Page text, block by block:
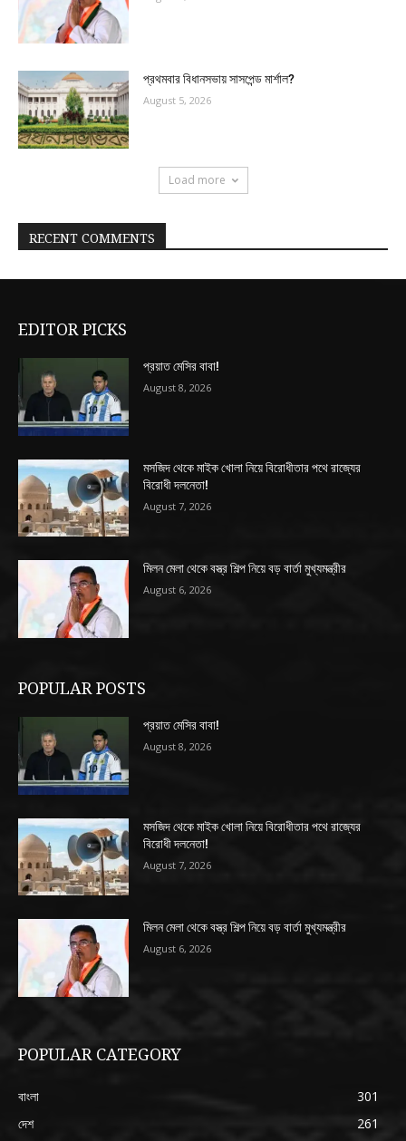
প্রথমবার বিধানসভায় সাসপেন্ড মার্শাল?
August 5, 2026
Load more
RECENT COMMENTS
EDITOR PICKS
প্রয়াত মেসির বাবা!
August 8, 2026
মসজিদ থেকে মাইক খোলা নিয়ে বিরোধীতার পথে রাজ্যের
বিরোধী দলনেতা!
August 7, 2026
মিলন মেলা থেকে বস্ত্র শিল্প নিয়ে বড় বার্তা মুখ্যমন্ত্রীর
August 6, 2026
POPULAR POSTS
প্রয়াত মেসির বাবা!
August 8, 2026
মসজিদ থেকে মাইক খোলা নিয়ে বিরোধীতার পথে রাজ্যের
বিরোধী দলনেতা!
August 7, 2026
মিলন মেলা থেকে বস্ত্র শিল্প নিয়ে বড় বার্তা মুখ্যমন্ত্রীর
August 6, 2026
POPULAR CATEGORY
বাংলা
301
দেশ
261